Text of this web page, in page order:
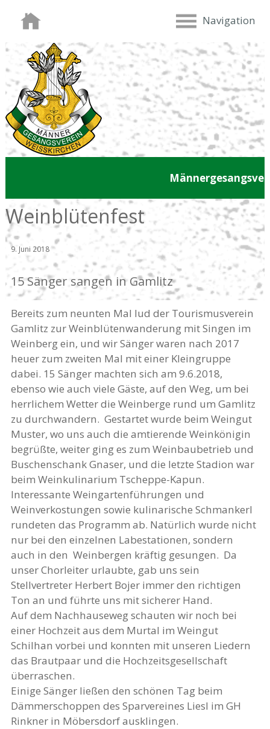
Navigation
Weinblütenfest
9. Juni 2018
15 Sänger sangen in Gamlitz
Bereits zum neunten Mal lud der Tourismusverein
Gamlitz zur Weinblütenwanderung mit Singen im
Weinberg ein, und wir Sänger waren nach 2017
heuer zum zweiten Mal mit einer Kleingruppe
dabei. 15 Sänger machten sich am 9.6.2018,
ebenso wie auch viele Gäste, auf den Weg, um bei
herrlichem Wetter die Weinberge rund um Gamlitz
zu durchwandern. Gestartet wurde beim Weingut
Muster, wo uns auch die amtierende Weinkönigin
begrüßte, weiter ging es zum Weinbaubetrieb und
Buschenschank Gnaser, und die letzte Stadion war
beim Weinkulinarium Tscheppe-Kapun.
Interessante Weingartenführungen und
Weinverkostungen sowie kulinarische Schmankerl
rundeten das Programm ab. Natürlich wurde nicht
nur bei den einzelnen Labestationen, sondern
auch in den Weinbergen kräftig gesungen. Da
unser Chorleiter urlaubte, gab uns sein
Stellvertreter Herbert Bojer immer den richtigen
Ton an und führte uns mit sicherer Hand.
Auf dem Nachhauseweg schauten wir noch bei
einer Hochzeit aus dem Murtal im Weingut
Schilhan vorbei und konnten mit unseren Liedern
das Brautpaar und die Hochzeitsgesellschaft
überraschen.
Einige Sänger ließen den schönen Tag beim
Dämmerschoppen des Sparvereines Liesl im GH
Rinkner in Möbersdorf ausklingen.